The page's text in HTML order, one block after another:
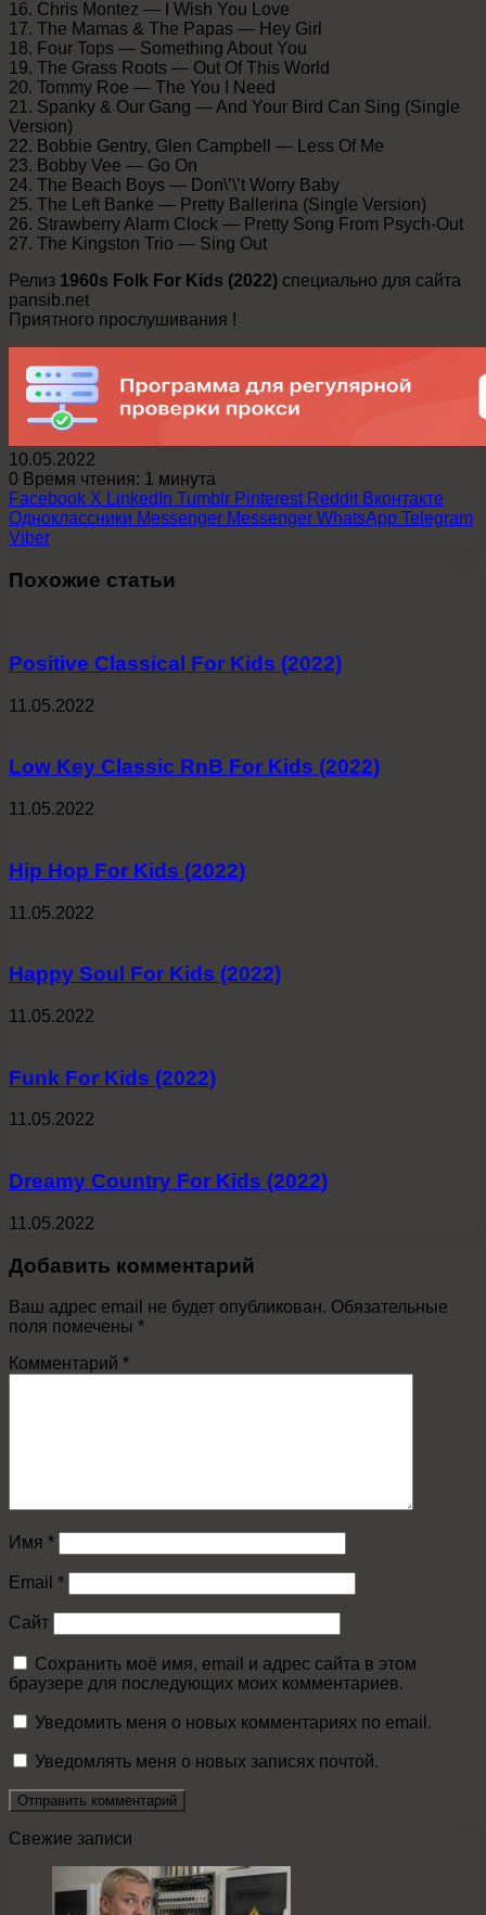
16. Chris Montez — I Wish You Love
17. The Mamas & The Papas — Hey Girl
18. Four Tops — Something About You
19. The Grass Roots — Out Of This World
20. Tommy Roe — The You I Need
21. Spanky & Our Gang — And Your Bird Can Sing (Single
Version)
22. Bobbie Gentry, Glen Campbell — Less Of Me
23. Bobby Vee — Go On
24. The Beach Boys — Don\’\’t Worry Baby
25. The Left Banke — Pretty Ballerina (Single Version)
26. Strawberry Alarm Clock — Pretty Song From Psych-Out
27. The Kingston Trio — Sing Out
Релиз 1960s Folk For Kids (2022) специально для сайта
pansib.net
Приятного прослушивания !
10.05.2022
0 Время чтения: 1 минута
Facebook X LinkedIn Tumblr Pinterest Reddit Вконтакте
Одноклассники Messenger Messenger WhatsApp Telegram
Viber
Похожие статьи
Positive Classical For Kids (2022)
11.05.2022
Low Key Classic RnB For Kids (2022)
11.05.2022
Hip Hop For Kids (2022)
11.05.2022
Happy Soul For Kids (2022)
11.05.2022
Funk For Kids (2022)
11.05.2022
Dreamy Country For Kids (2022)
11.05.2022
Добавить комментарий
Ваш адрес email не будет опубликован. Обязательные
поля помечены *
Комментарий *
Имя *
Email *
Сайт
Сохранить моё имя, email и адрес сайта в этом
браузере для последующих моих комментариев.
Уведомить меня о новых комментариях по email.
Уведомлять меня о новых записях почтой.
Свежие записи